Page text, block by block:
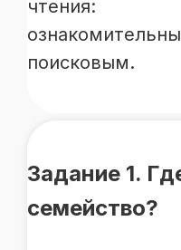
чтения:
поисковым.
Задание 1.
семейство?